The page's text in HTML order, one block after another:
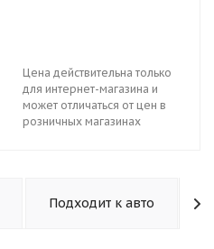
Цена действительна только
для интернет-магазина и
может отличаться от цен в
розничных магазинах
Подходит к авто